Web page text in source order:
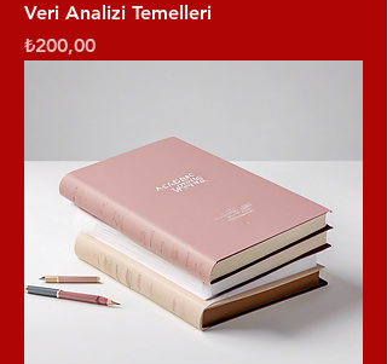
Veri Analizi Temelleri
Fiyat
₺200,00